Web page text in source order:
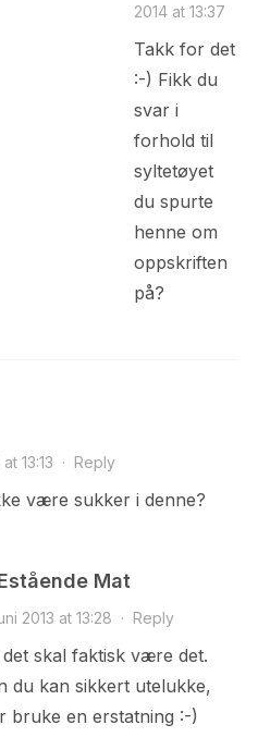
2014 at 13:37
Takk for det
:-) Fikk du
svar i
forhold til
syltetøyet
du spurte
henne om
oppskriften
på?
13:13 · Reply
være sukker i denne?
Mat
2013 at 13:28 · Reply
skal faktisk være det.
du kan sikkert utelukke,
bruke en erstatning :-)